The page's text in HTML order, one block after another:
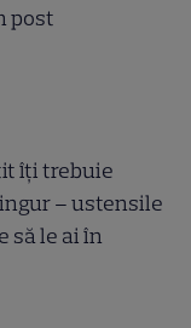
post
îți trebuie
– ustensile
să le ai în